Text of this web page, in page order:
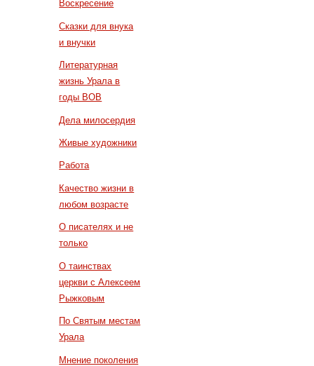
Воскресение
Сказки для внука
и внучки
Литературная
жизнь Урала в
годы ВОВ
Дела милосердия
Живые художники
Работа
Качество жизни в
любом возрасте
О писателях и не
только
О таинствах
церкви с Алексеем
Рыжковым
По Святым местам
Урала
Мнение поколения